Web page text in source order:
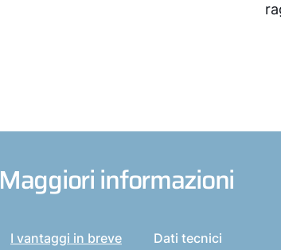
Maggiori informazioni
I vantaggi in breve Dati tecnici